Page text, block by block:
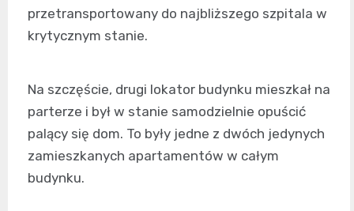
przetransportowany do najbliższego szpitala w
krytycznym stanie.
Na szczęście, drugi lokator budynku mieszkał na
parterze i był w stanie samodzielnie opuścić
palący się dom. To były jedne z dwóch jedynych
zamieszkanych apartamentów w całym
budynku.